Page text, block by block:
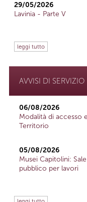
29/05/2026
Lavinia - Parte V
leggi tutto
AVVISI DI SERVIZIO
06/08/2026
Modalità di accesso
Territorio
05/08/2026
Musei Capitolini:
pubblico per lavori